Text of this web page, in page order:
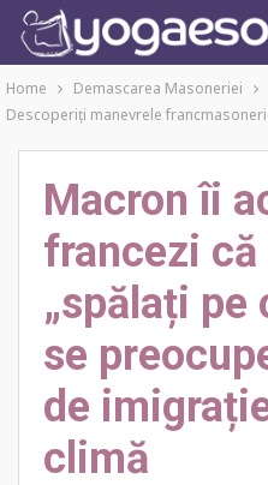
Home
Demascarea Masoneriei
Descoperiţi manevrele
Macron îi
francezi
„spălați pe
se
de
climă